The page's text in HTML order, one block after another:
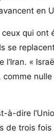
en
qui ont
se
l’Iran. «
comme
à-dire
de trois